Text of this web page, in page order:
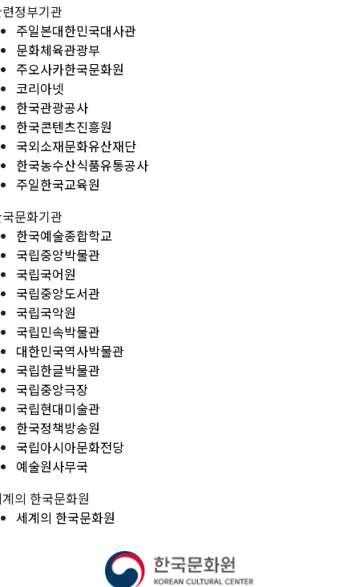
정부기관
주일본대한민국대사관
문화체육관광부
주오사카한국문화원
코리아넷
한국관광공사
한국콘텐츠진흥원
국외소재문화유산재단
한국농수산식품유통공사
주일한국교육원
문화기관
한국예술종합학교
국립중앙박물관
국립국어원
국립중앙도서관
국립국악원
국립민속박물관
대한민국역사박물관
국립한글박물관
국립중앙극장
국립현대미술관
한국정책방송원
국립아시아문화전당
예술원사무국
의 한국문화원
세계의 한국문화원